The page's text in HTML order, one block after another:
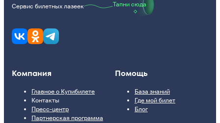
Сервис билетных лазеек Тапни сюда
Компания
Главное о Купибилете
Контакты
Пресс-центр
Партнерская программа
Помощь
База знаний
Где мой билет
Блог